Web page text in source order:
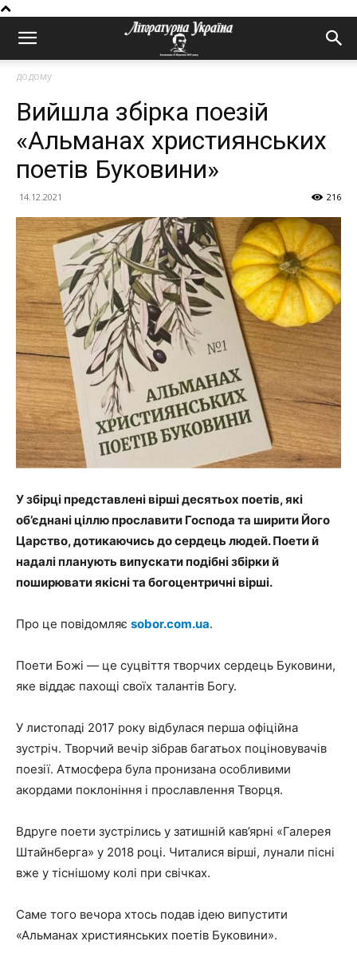
додому
Вийшла збірка поезій
«Альманах християнських
поетів Буковини»
14.12.2021 216
У збірці представлені вірші десятьох поетів, які
об’єднані ціллю прославити Господа та ширити Його
Царство, дотикаючись до сердець людей. Поети й
надалі планують випускати подібні збірки й
поширювати якісні та богоцентричні вірші.
Про це повідомляє sobor.com.ua.
Поети Божі — це суцвіття творчих сердець Буковини,
яке віддає пахощі своїх талантів Богу.
У листопаді 2017 року відбулася перша офіційна
зустріч. Творчий вечір зібрав багатьох поціновувачів
поезії. Атмосфера була пронизана особливими
акордами поклоніння і прославлення Творця.
Вдруге поети зустрілись у затишній кав’ярні «Галерея
Штайнберга» у 2018 році. Читалися вірші, лунали пісні
вже у тіснішому колі при свічках.
Саме того вечора хтось подав ідею випустити
«Альманах християнських поетів Буковини».